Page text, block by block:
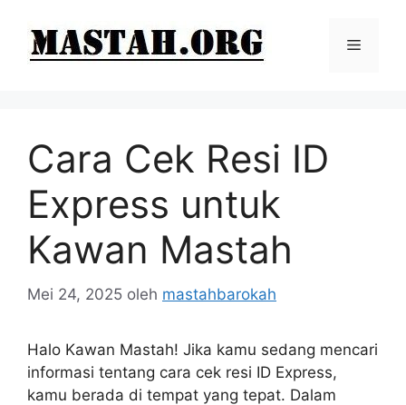
Menu
Cara Cek Resi ID
Express untuk
Kawan Mastah
Mei 24, 2025 oleh mastahbarokah
Halo Kawan Mastah! Jika kamu sedang mencari
informasi tentang cara cek resi ID Express,
kamu berada di tempat yang tepat. Dalam